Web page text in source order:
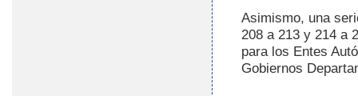
Asimismo, una
208 a 213 y 214 a
para los Entes
Gobiernos